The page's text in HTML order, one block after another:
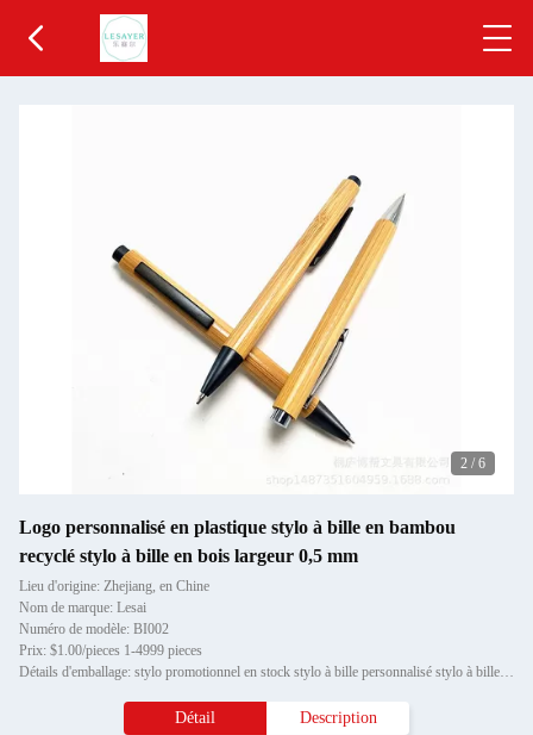
2 / 6
Logo personnalisé en plastique stylo à bille en bambou
recyclé stylo à bille en bois largeur 0,5 mm
Lieu d'origine: Zhejiang, en Chine
Nom de marque: Lesai
Numéro de modèle: BI002
Prix: $1.00/pieces 1-4999 pieces
Détails d'emballage: stylo promotionnel en stock stylo à bille personnalisé stylo à bille diamant cristal métal stylo à b
Détail Description